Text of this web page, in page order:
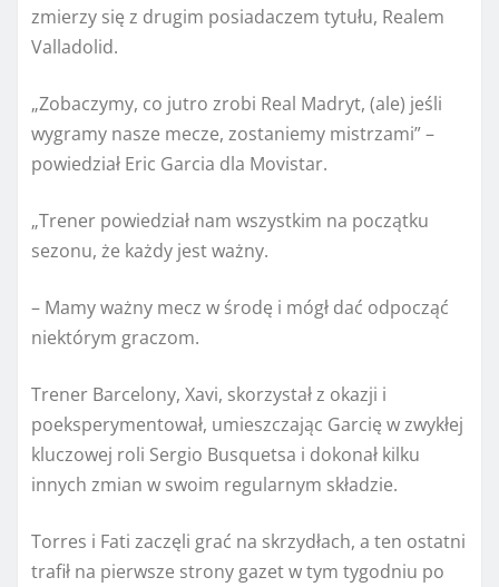
zmierzy się z drugim posiadaczem tytułu, Realem
Valladolid.
„Zobaczymy, co jutro zrobi Real Madryt, (ale) jeśli
wygramy nasze mecze, zostaniemy mistrzami” –
powiedział Eric Garcia dla Movistar.
„Trener powiedział nam wszystkim na początku
sezonu, że każdy jest ważny.
– Mamy ważny mecz w środę i mógł dać odpocząć
niektórym graczom.
Trener Barcelony, Xavi, skorzystał z okazji i
poeksperymentował, umieszczając Garcię w zwykłej
kluczowej roli Sergio Busquetsa i dokonał kilku
innych zmian w swoim regularnym składzie.
Torres i Fati zaczęli grać na skrzydłach, a ten ostatni
trafił na pierwsze strony gazet w tym tygodniu po